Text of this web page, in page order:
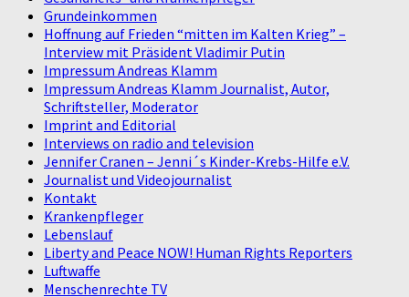
Grundeinkommen
Hoffnung auf Frieden “mitten im Kalten Krieg” –
Interview mit Präsident Vladimir Putin
Impressum Andreas Klamm
Impressum Andreas Klamm Journalist, Autor,
Schriftsteller, Moderator
Imprint and Editorial
Interviews on radio and television
Jennifer Cranen – Jenni´s Kinder-Krebs-Hilfe e.V.
Journalist und Videojournalist
Kontakt
Krankenpfleger
Lebenslauf
Liberty and Peace NOW! Human Rights Reporters
Luftwaffe
Menschenrechte TV